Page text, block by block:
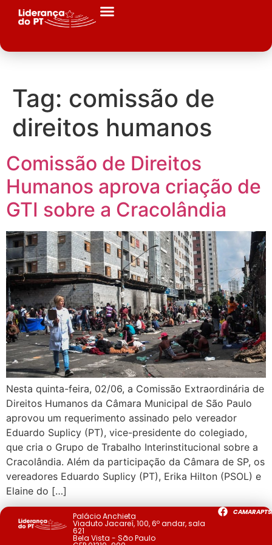
Tag: comissão de
direitos humanos
Comissão de Direitos
Humanos aprova criação de
GTI sobre a Cracolândia
Nesta quinta-feira, 02/06, a Comissão Extraordinária de
Direitos Humanos da Câmara Municipal de São Paulo
aprovou um requerimento assinado pelo vereador
Eduardo Suplicy (PT), vice-presidente do colegiado,
que cria o Grupo de Trabalho Interinstitucional sobre a
Cracolândia. Além da participação da Câmara de SP, os
vereadores Eduardo Suplicy (PT), Erika Hilton (PSOL) e
Elaine do […]
Palácio Anchieta
Viaduto Jacareí, 100, 6º andar, sala
621
Bela Vista - São Paulo